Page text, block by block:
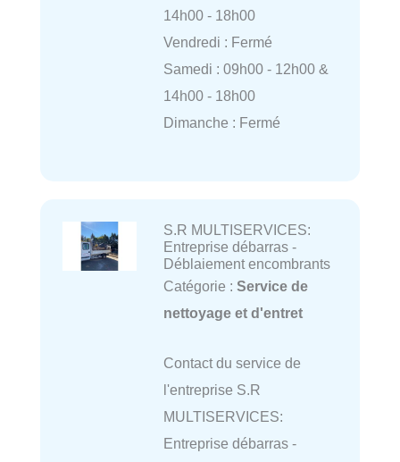
14h00 - 18h00
Vendredi : Fermé
Samedi : 09h00 - 12h00 &
14h00 - 18h00
Dimanche : Fermé
S.R MULTISERVICES:
Entreprise débarras -
Déblaiement encombrants
Catégorie : Service de
nettoyage et d'entret
Contact du service de
l'entreprise S.R
MULTISERVICES:
Entreprise débarras -